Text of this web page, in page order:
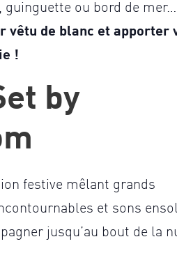
guinguette ou bord de
vêtu de blanc et apporter
!
by
festive mêlant grands
et sons
jusqu’au bout de la